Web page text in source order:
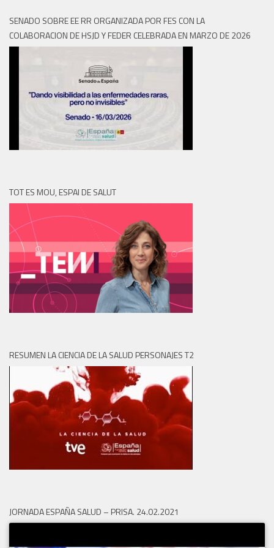
SENADO SOBRE EE RR ORGANIZADA POR FES CON LA
COLABORACION DE HSJD Y FEDER CELEBRADA EN MARZO DE 2026
TOT ES MOU, ESPAI DE SALUT
RESUMEN LA CIENCIA DE LA SALUD PERSONAJES T2
JORNADA ESPAÑA SALUD – PRISA. 24.02.2021